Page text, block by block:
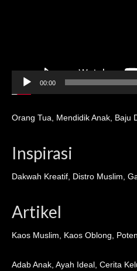
00:00
Orang Tua Mendidik Anak Baju
Inspirasi
Dakwah Kreatif Distro Muslim
Artikel
Kaos Muslim Kaos Oblong
Adab Anak Ayah Ideal Cerita